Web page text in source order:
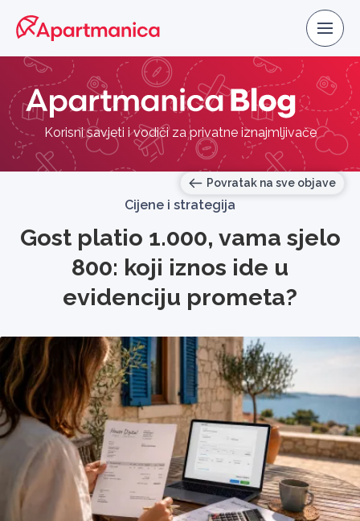
Korisni savjeti i vodiči za privatne iznajmljivače
Povratak na sve objave
Cijene i strategija
Gost platio 1.000, vama sjelo
800: koji iznos ide u
evidenciju prometa?